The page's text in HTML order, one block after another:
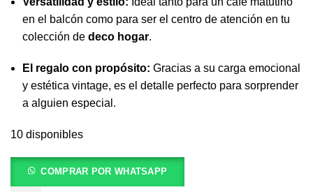
en el balcón como para ser el centro de atención en tu
colección de deco hogar.
El regalo con propósito: Gracias a su carga emocional
y estética vintage, es el detalle perfecto para sorprender
a alguien especial.
10 disponibles
COMPRAR POR WHATSAPP